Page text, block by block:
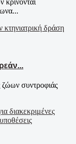
ζώων συντροφιάς